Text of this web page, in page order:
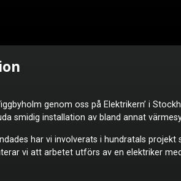
genom oss på Elektrikern’ i
smidig installation av bland annat
har vi involverats i hundratals
vi att arbetet utförs av en elektriker